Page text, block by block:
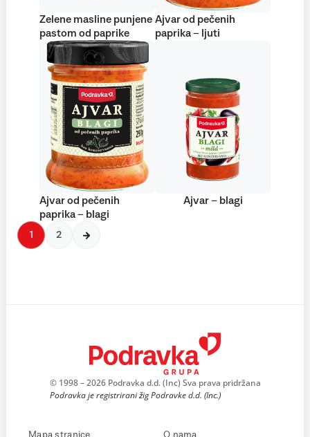
Zelene masline punjene
pastom od paprike
Ajvar od pečenih
paprika – ljuti
Ajvar od pečenih
paprika – blagi
Ajvar – blagi
1 2
© 1998 – 2026 Podravka d.d. (Inc) Sva prava pridržana
Podravka je registrirani žig Podravke d.d. (Inc.)
Mapa stranice O nama